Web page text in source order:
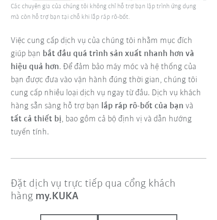
Việc cung cấp dịch vụ của chúng tôi nhằm mục đích
giúp bạn bắt đầu quá trình sản xuất nhanh hơn và
hiệu quả hơn. Để đảm bảo máy móc và hệ thống của
bạn được đưa vào vận hành đúng thời gian, chúng tôi
cung cấp nhiều loại dịch vụ ngay từ đầu. Dịch vụ khách
hàng sẵn sàng hỗ trợ bạn lắp ráp rô-bốt của bạn và
tất cả thiết bị, bao gồm cả bộ định vị và dẫn hướng
tuyến tính.
Các chuyên gia của chúng tôi không chỉ hỗ trợ bạn lập trình ứng dụng
mà còn hỗ trợ bạn tại chỗ khi lắp ráp rô-bốt.
Đặt dịch vụ trực tiếp qua cổng khách
hàng my.KUKA